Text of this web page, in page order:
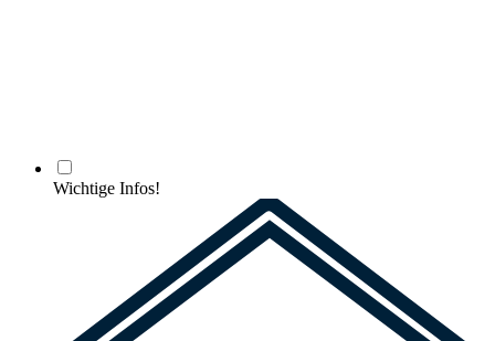
Wichtige Infos!